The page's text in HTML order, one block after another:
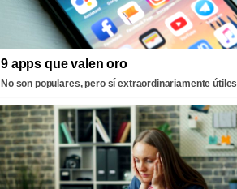
9 apps que valen oro
No son populares, pero sí extraordinariamente útiles